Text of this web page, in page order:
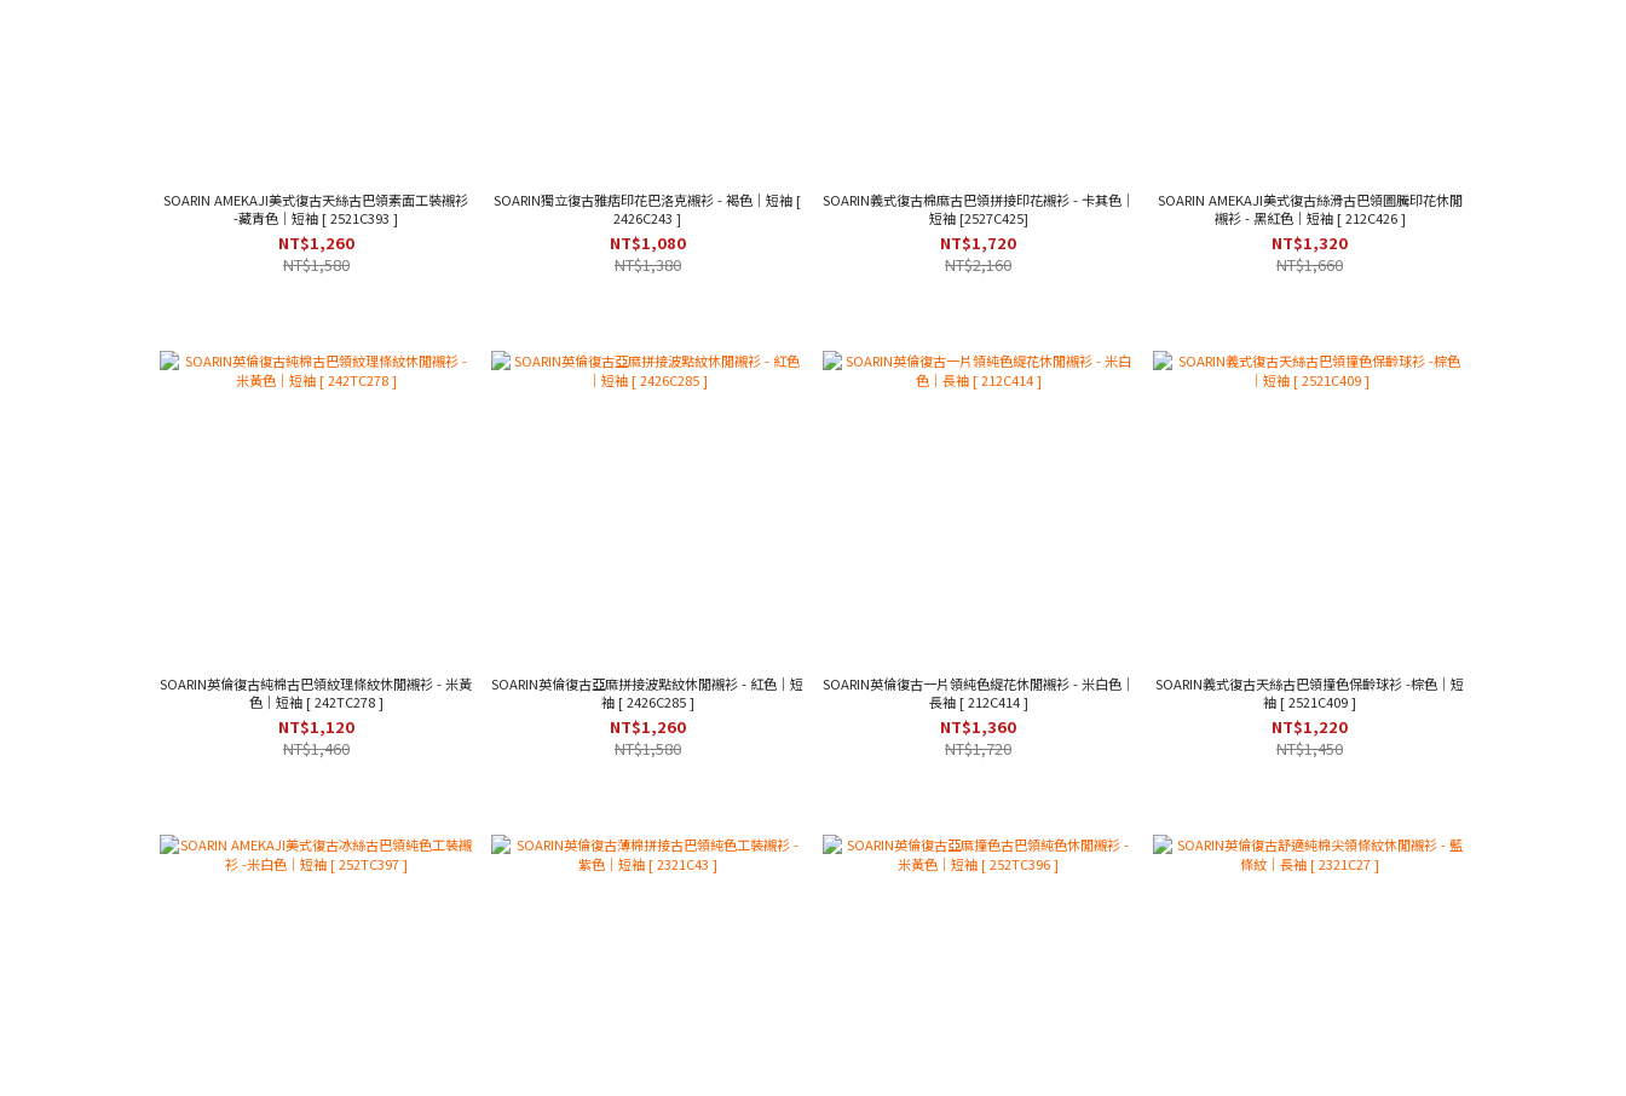
SOARIN AMEKAJI美式復古天絲古巴領素面工裝襯衫
-藏青色｜短袖 [ 2521C393 ]
NT$1,260
NT$1,580
SOARIN獨立復古雅痞印花巴洛克襯衫 - 褐色｜短袖 [
2426C243 ]
NT$1,080
NT$1,380
SOARIN義式復古棉麻古巴領拼接印花襯衫 - 卡其色｜
短袖 [2527C425]
NT$1,720
NT$2,160
SOARIN AMEKAJI美式復古絲滑古巴領圖騰印花休閒
襯衫 - 黑紅色｜短袖 [ 212C426 ]
NT$1,320
NT$1,660
SOARIN英倫復古純棉古巴領紋理條紋休閒襯衫 - 米黃
色｜短袖 [ 242TC278 ]
NT$1,120
NT$1,460
SOARIN英倫復古亞麻拼接波點紋休閒襯衫 - 紅色｜短
袖 [ 2426C285 ]
NT$1,260
NT$1,580
SOARIN英倫復古一片領純色緹花休閒襯衫 - 米白色｜
長袖 [ 212C414 ]
NT$1,360
NT$1,720
SOARIN義式復古天絲古巴領撞色保齡球衫 -棕色｜短
袖 [ 2521C409 ]
NT$1,220
NT$1,450